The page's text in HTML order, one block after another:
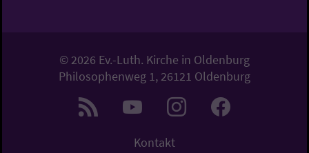
© 2026 Ev.-Luth. Kirche in Oldenburg
Philosophenweg 1, 26121 Oldenburg
Kontakt